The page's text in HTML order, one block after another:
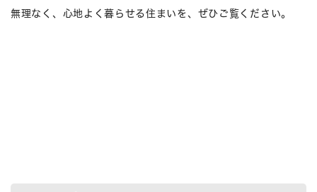
無理なく、心地よく暮らせる住まいを、ぜひご覧ください。